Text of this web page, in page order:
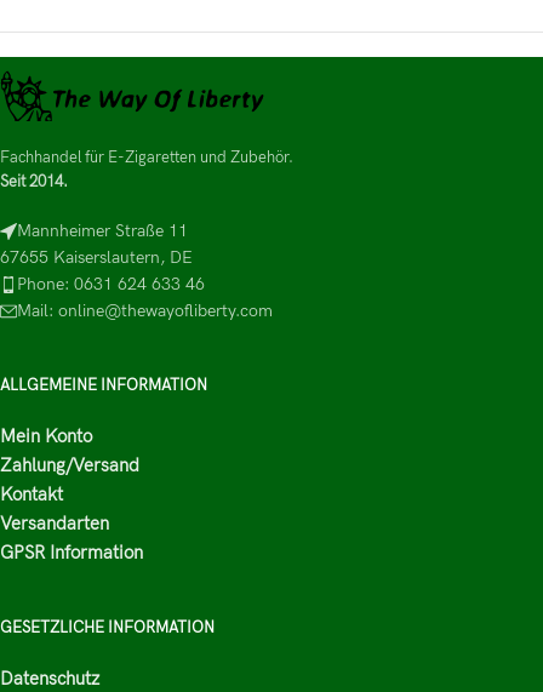
Fachhandel für E-Zigaretten und Zubehör.
Seit 2014.
Mannheimer Straße 11
67655 Kaiserslautern, DE
Phone: 0631 624 633 46
Mail: online@thewayofliberty.com
ALLGEMEINE INFORMATION
Mein Konto
Zahlung/Versand
Kontakt
Versandarten
GPSR Information
GESETZLICHE INFORMATION
Datenschutz